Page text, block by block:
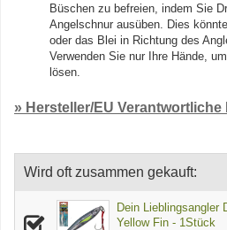
Büschen zu befreien, indem Sie
Angelschnur ausüben. Dies
oder das Blei in Richtung des
Verwenden Sie nur Ihre Hände,
lösen.
» Hersteller/EU Verantwortliche
Wird oft zusammen gekauft:
Dein Lieblingsangler
Yellow Fin - 1Stück